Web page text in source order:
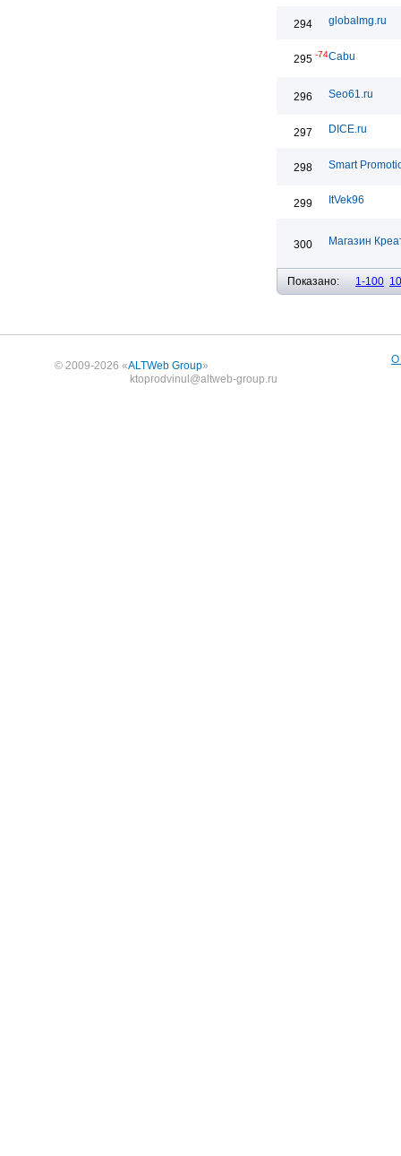
294 globalmg.ru
295 -74Cabu
296 Seo61.ru
297 DICE.ru
298 Smart
299 ItVek96
300 Магазин
Показано: 1-100
© 2009-2026 «ALTWeb Group»
ktoprodvinul@altweb-group.ru
О